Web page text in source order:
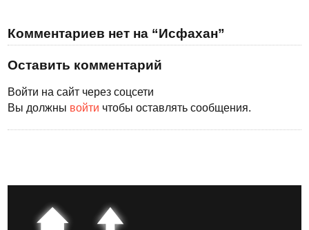
Комментариев нет на “Исфахан”
Оставить комментарий
Войти на сайт через соцсети
Вы должны войти чтобы оставлять сообщения.